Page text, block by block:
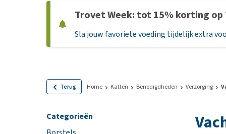
Hondenbrokken
Natvoer
Graanvrij
Glutenvrij
Vlooien en teken
Ontworming
Probiotica en
Medische
Trovet Week: tot 15% korting
Sla jouw favoriete voeding tijdelijk extra
Terug Home Katten Benodigdheden Verzorging
Categorieën